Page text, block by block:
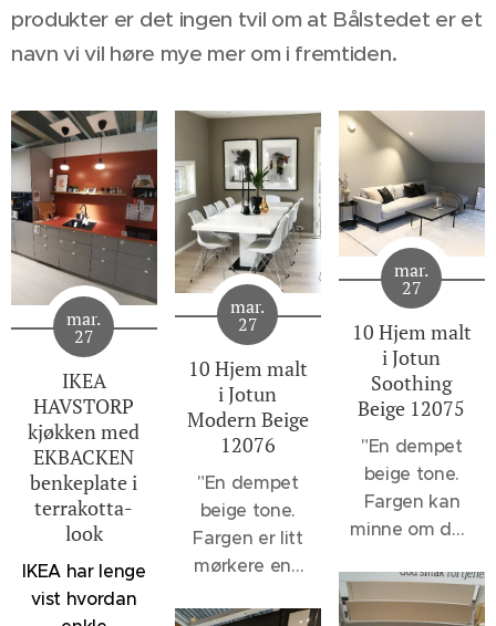
produkter er det ingen tvil om at Bålstedet er et
navn vi vil høre mye mer om i fremtiden.
mar.
27
IKEA
HAVSTORP
kjøkken med
EKBACKEN
benkeplate i
terrakotta-
look
IKEA har lenge
vist hvordan
mar.
27
10 Hjem malt
i Jotun
Modern Beige
12076
"En dempet
beige tone.
Fargen er litt
mørkere enn
Soothing
mar.
27
10 Hjem malt
i Jotun
Soothing
Beige 12075
"En dempet
beige tone.
Fargen kan
minne om den
Sand, men vil
oppleves et